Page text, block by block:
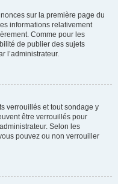
sur la première page du
informations relativement
Comme pour les
de publier des sujets
l’administrateur.
verrouillés et tout sondage y
être verrouillés pour
Selon les
pouvez ou non verrouiller